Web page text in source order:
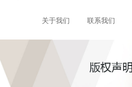
关于我们 联系我们